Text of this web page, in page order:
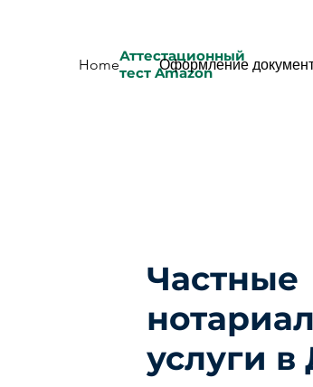
Аттестационный
тест Amazon
Home Оформление
Частные
услуги в